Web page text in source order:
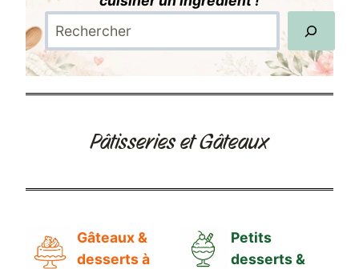
Pâtisseries et Gâteaux
Gâteaux &
desserts à
Petits
desserts &